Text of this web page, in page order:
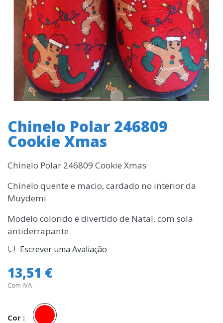
Chinelo Polar 246809
Cookie Xmas
Chinelo Polar 246809 Cookie Xmas
Chinelo quente e macio, cardado no interior da
Muydemi
Modelo colorido e divertido de Natal, com sola
antiderrapante
Escrever uma Avaliação
13,51 €
Com IVA
Cor :
Vermelho